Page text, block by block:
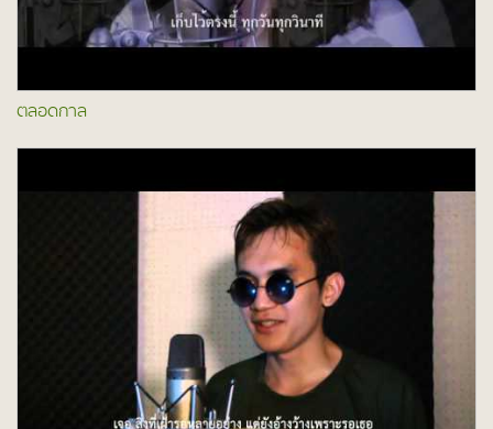
ตลอดกาล